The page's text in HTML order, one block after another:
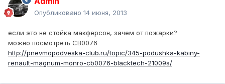
Опубликовано 14 июня, 2013
если это не стойка макферсон, зачем от пожарки?
можно посмотреть CB0076
http://pnevmopodveska-club.ru/topic/345-podushka-kabiny-
renault-magnum-monro-cb0076-blacktech-21009s/